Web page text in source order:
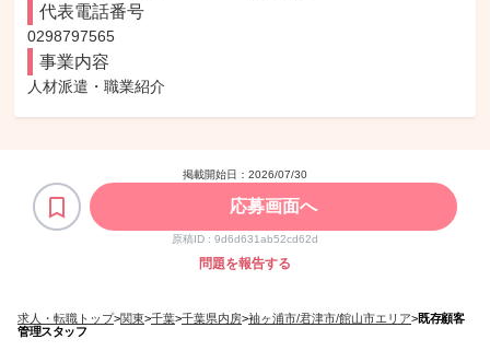
代表電話番号
0298797565
事業内容
人材派遣・職業紹介
掲載開始日： 2026/07/30
応募画面へ
原稿ID : 9d6d631ab52cd62d
問題を報告する
求人・転職トップ>関東>千葉>千葉県内房>袖ヶ浦市/君津市/館山市エリア>既存顧客
管理スタッフ